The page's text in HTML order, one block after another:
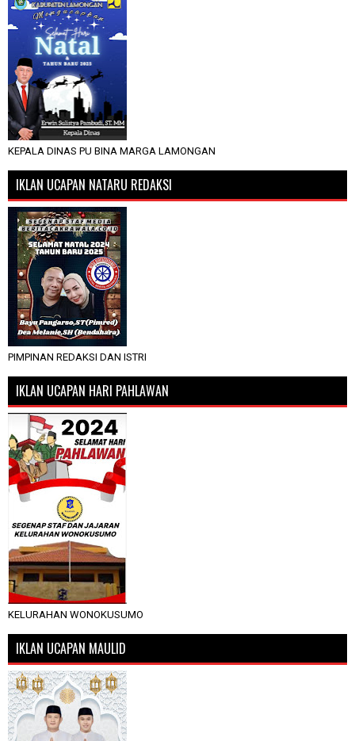
KEPALA DINAS PU BINA MARGA LAMONGAN
IKLAN UCAPAN NATARU REDAKSI
PIMPINAN REDAKSI DAN ISTRI
IKLAN UCAPAN HARI PAHLAWAN
KELURAHAN WONOKUSUMO
IKLAN UCAPAN MAULID